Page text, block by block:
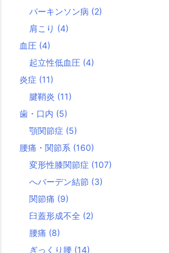
パーキンソン病 (2)
肩こり (4)
血圧 (4)
起立性低血圧 (4)
炎症 (11)
腱鞘炎 (11)
歯・口内 (5)
顎関節症 (5)
腰痛・関節系 (160)
変形性膝関節症 (107)
へバーデン結節 (3)
関節痛 (9)
臼蓋形成不全 (2)
腰痛 (8)
ぎっくり腰 (14)